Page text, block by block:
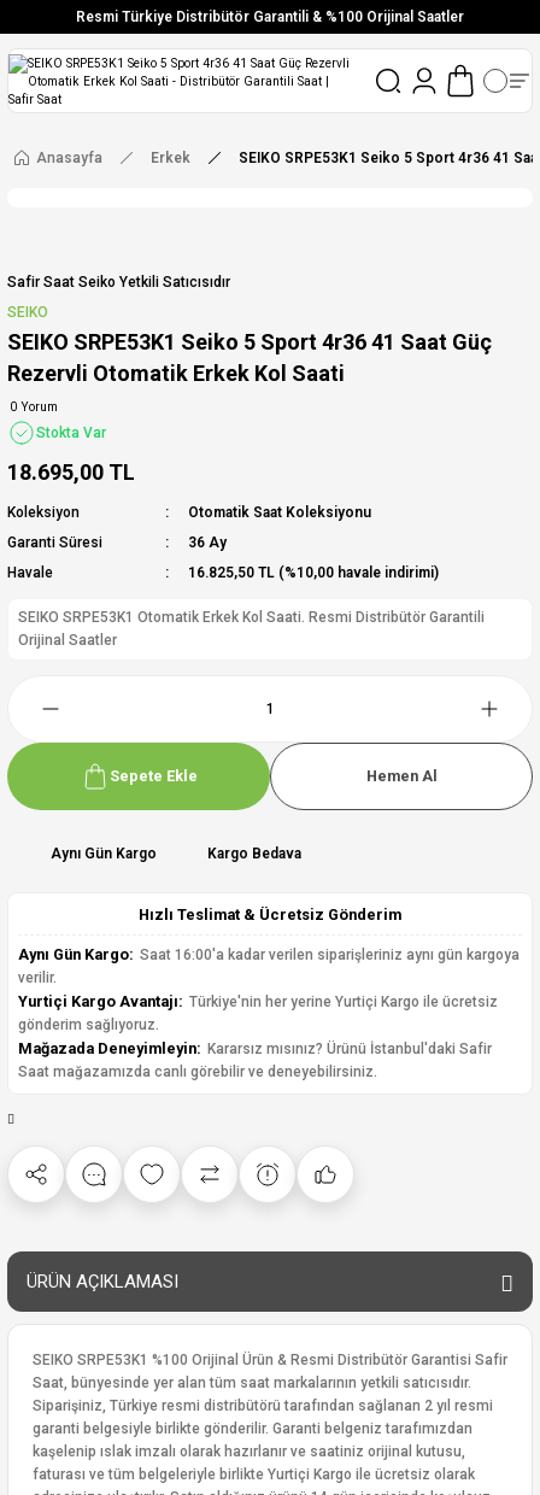
Resmi Türkiye Distribütör Garantili & %100 Orijinal Saatler
Vade Farksız 6 Taksit
Aynı Gün Stoktan Gönderim
Ücretsiz Kargo
Anasayfa Erkek SEIKO SRPE53K1 Seiko 5 Sport 4r36 41
Safir Saat Seiko Yetkili Satıcısıdır
SEIKO
SEIKO SRPE53K1 Seiko 5 Sport 4r36 41 Saat Güç
Rezervli Otomatik Erkek Kol Saati
0 Yorum
Stokta Var
18.695,00 TL
Koleksiyon
Otomatik Saat Koleksiyonu
Garanti Süresi
36 Ay
Havale
16.825,50 TL (%10,00 havale indirimi)
SEIKO SRPE53K1 Otomatik Erkek Kol Saati. Resmi Distribütör Garantili
Orijinal Saatler
Sepete Ekle Hemen Al
Aynı Gün Kargo Kargo Bedava
Hızlı Teslimat & Ücretsiz Gönderim
Aynı Gün Kargo: Saat 16:00'a kadar verilen siparişleriniz aynı gün kargoya
verilir.
Yurtiçi Kargo Avantajı: Türkiye'nin her yerine Yurtiçi Kargo ile ücretsiz
gönderim sağlıyoruz.
Mağazada Deneyimleyin: Kararsız mısınız? Ürünü İstanbul'daki Safir
Saat mağazamızda canlı görebilir ve deneyebilirsiniz.
ÜRÜN AÇIKLAMASI
SEIKO SRPE53K1 %100 Orijinal Ürün & Resmi Distribütör Garantisi Safir
Saat, bünyesinde yer alan tüm saat markalarının yetkili satıcısıdır.
Siparişiniz, Türkiye resmi distribütörü tarafından sağlanan 2 yıl resmi
garanti belgesiyle birlikte gönderilir. Garanti belgeniz tarafımızdan
kaşelenip ıslak imzalı olarak hazırlanır ve saatiniz orijinal kutusu,
faturası ve tüm belgeleriyle birlikte Yurtiçi Kargo ile ücretsiz olarak